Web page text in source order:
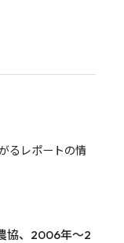
るレポートの情
協、2006年～2